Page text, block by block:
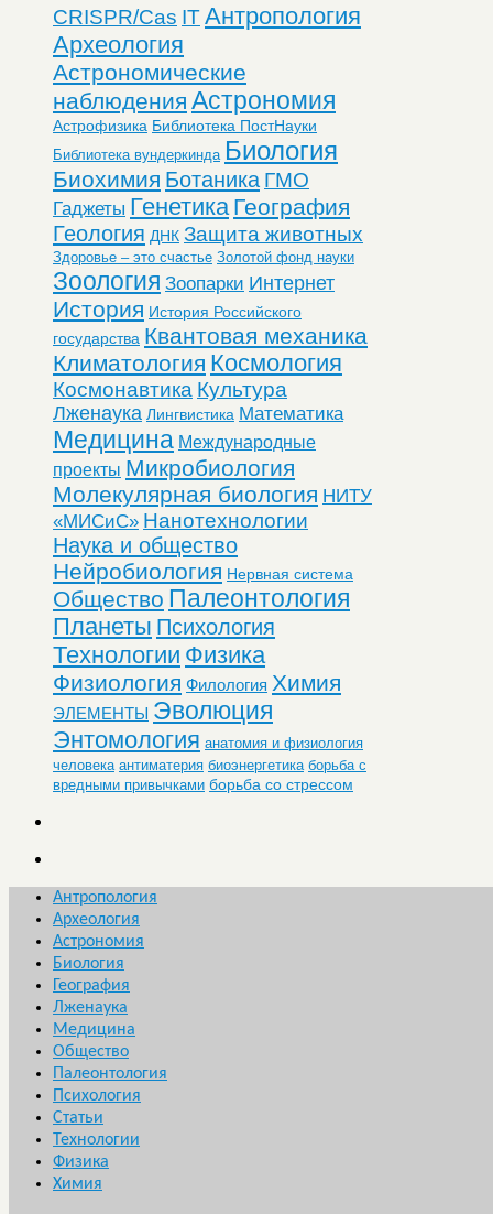
CRISPR/Cas ITАнтропология
Археология
Астрономические
наблюдения Астрономия
Астрофизика Библиотека ПостНауки
Библиотека вундеркинда Биология
Биохимия Ботаника ГМО
Гаджеты Генетика География
Геология ДНК Защита животных
Здоровье – это счастье Золотой фонд науки
Зоология Зоопарки Интернет
История История Российского
государства Квантовая механика
Климатология Космология
Космонавтика Культура
Лженаука Лингвистика Математика
Медицина Международные
проекты Микробиология
Молекулярная биология НИТУ
«МИСиС» Нанотехнологии
Наука и общество
Нейробиология Нервная система
Общество Палеонтология
Планеты Психология
Технологии Физика
Физиология Филология Химия
ЭЛЕМЕНТЫ Эволюция
Энтомология анатомия и физиология
человека антиматерия биоэнергетика борьба с
вредными привычками борьба со стрессом
Антропология
Археология
Астрономия
Биология
География
Лженаука
Медицина
Общество
Палеонтология
Психология
Статьи
Технологии
Физика
Химия